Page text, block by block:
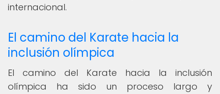
internacional.
El camino del Karate hacia la
inclusión olímpica
El camino del Karate hacia la inclusión
olímpica ha sido un proceso largo y